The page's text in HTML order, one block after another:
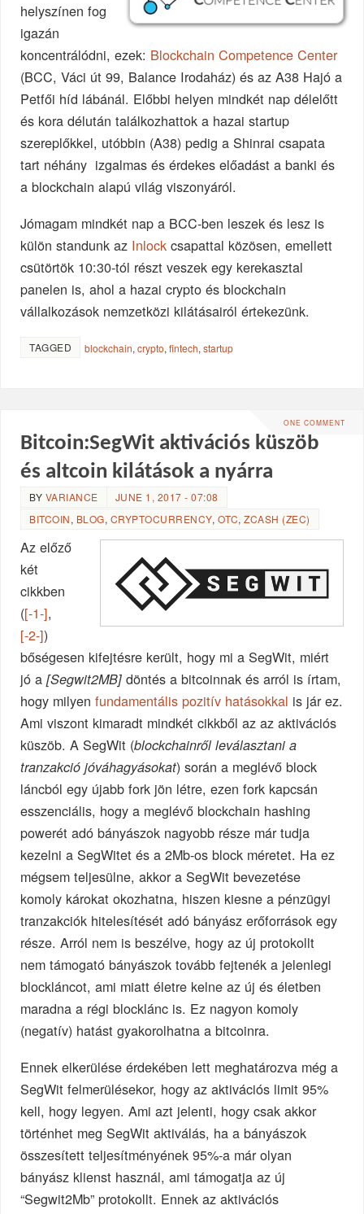
helyszínen fog
igazán
koncentrálódni, ezek: Blockchain Competence Center
(BCC, Váci út 99, Balance Irodaház) és az A38 Hajó a
Petfői híd lábánál. Előbbi helyen mindkét nap délelőtt
és kora délután találkozhattok a hazai startup
szereplőkkel, utóbbin (A38) pedig a Shinrai csapata
tart néhány izgalmas és érdekes előadást a banki és
a blockchain alapú világ viszonyáról.
Jómagam mindkét nap a BCC-ben leszek és lesz is
külön standunk az Inlock csapattal közösen, emellett
csütörtök 10:30-tól részt veszek egy kerekasztal
panelen is, ahol a hazai crypto és blockchain
vállalkozások nemzetközi kilátásairól értekezünk.
TAGGED blockchain,crypto,fintech,startup
ONE COMMENT
Bitcoin:SegWit aktivációs küszöb
és altcoin kilátások a nyárra
BY VARIANCE
JUNE 1, 2017 - 07:08
BITCOIN, BLOG, CRYPTOCURRENCY, OTC,ZCASH (ZEC)
Az előző
két
cikkben
([-1-],
[-2-])
bőségesen kifejtésre került, hogy mi a SegWit, miért
jó a[Segwit2MB] döntés a bitcoinnak és arról is írtam,
hogy milyenfundamentális pozitív hatásokkal is jár ez.
Ami viszont kimaradt mindkét cikkből az az aktivációs
küszöb. A SegWit (blockchainről leválasztani a
tranzakció jóváhagyásokat) során a meglévő block
láncból egy újabb fork jön létre, ezen fork kapcsán
esszenciális, hogy a meglévő blockchain hashing
powerét adó bányászok nagyobb része már tudja
kezelni a SegWitet és a 2Mb-os block méretet. Ha ez
mégsem teljesülne, akkor a SegWit bevezetése
komoly károkat okozhatna, hiszen kiesne a pénzügyi
tranzakciók hitelesítését adó bányász erőforrások egy
része. Arról nem is beszélve, hogy az új protokollt
nem támogató bányászok tovább fejtenék a jelenlegi
blockláncot, ami miatt életre kelne az új és életben
maradna a régi blocklánc is. Ez nagyon komoly
(negatív) hatást gyakorolhatna a bitcoinra.
Ennek elkerülése érdekében lett meghatározva még a
SegWit felmerülésekor, hogy az aktivációs limit 95%
kell, hogy legyen. Ami azt jelenti, hogy csak akkor
történhet meg SegWit aktiválás, ha a bányászok
összesített teljesítményének 95%-a már olyan
bányász klienst használ, ami támogatja az új
“Segwit2Mb” protokollt. Ennek az aktivációs